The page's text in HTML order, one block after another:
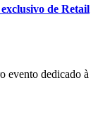
de Retail
evento dedicado à